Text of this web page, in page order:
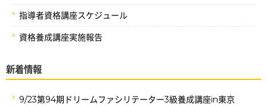
指導者資格講座スケジュール
資格養成講座実施報告
新着情報
9/23第94期ドリームファシリテーター3級養成講座in東京